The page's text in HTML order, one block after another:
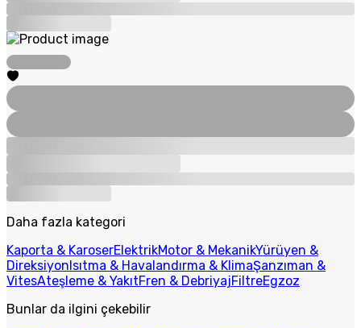
Daha fazla kategori
Kaporta & KaroserElektrikMotor & MekanikYürüyen &
DireksiyonIsıtma & Havalandırma & KlimaŞanzıman &
VitesAteşleme & YakıtFren & DebriyajFiltreEgzoz
Bunlar da ilgini çekebilir